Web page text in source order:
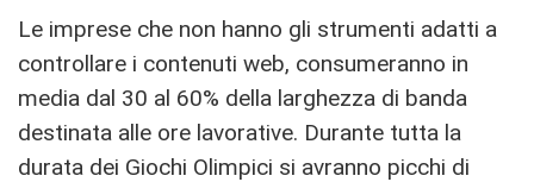
Le imprese che non hanno gli strumenti adatti a
controllare i contenuti web, consumeranno in
media dal 30 al 60% della larghezza di banda
destinata alle ore lavorative. Durante tutta la
durata dei Giochi Olimpici si avranno picchi di